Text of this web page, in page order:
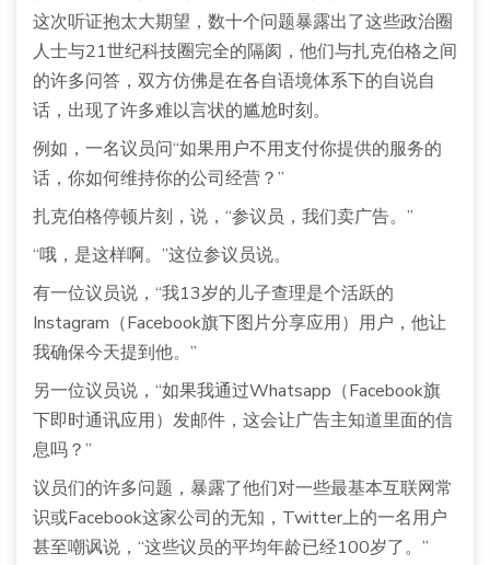
这次听证抱太大期望，数十个问题暴露出了这些政治圈
人士与21世纪科技圈完全的隔阂，他们与扎克伯格之间
的许多问答，双方仿佛是在各自语境体系下的自说自
话，出现了许多难以言状的尴尬时刻。
例如，一名议员问“如果用户不用支付你提供的服务的
话，你如何维持你的公司经营？”
扎克伯格停顿片刻，说，“参议员，我们卖广告。”
“哦，是这样啊。”这位参议员说。
有一位议员说，“我13岁的儿子查理是个活跃的
Instagram（Facebook旗下图片分享应用）用户，他让
我确保今天提到他。”
另一位议员说，“如果我通过Whatsapp（Facebook旗
下即时通讯应用）发邮件，这会让广告主知道里面的信
息吗？”
议员们的许多问题，暴露了他们对一些最基本互联网常
识或Facebook这家公司的无知，Twitter上的一名用户
甚至嘲讽说，“这些议员的平均年龄已经100岁了。”